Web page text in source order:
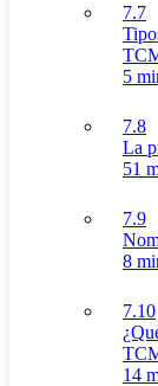
7.7
5
7.8
La
51
7.9
8
7.10
14